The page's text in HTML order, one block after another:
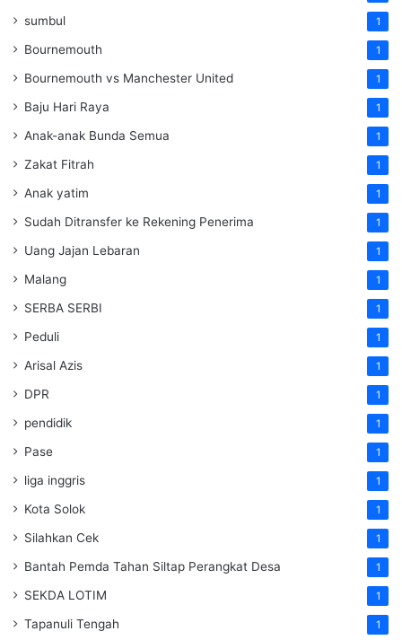
sumbul 1
Bournemouth 1
Bournemouth vs Manchester United 1
Baju Hari Raya 1
Anak-anak Bunda Semua 1
Zakat Fitrah 1
Anak yatim 1
Sudah Ditransfer ke Rekening Penerima 1
Uang Jajan Lebaran 1
Malang 1
SERBA SERBI 1
Peduli 1
Arisal Azis 1
DPR 1
pendidik 1
Pase 1
liga inggris 1
Kota Solok 1
Silahkan Cek 1
Bantah Pemda Tahan Siltap Perangkat Desa 1
SEKDA LOTIM 1
Tapanuli Tengah 1